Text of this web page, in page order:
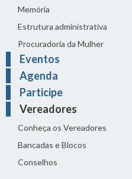
Memória
Estrutura administrativa
Procuradoria da Mulher
Eventos
Agenda
Participe
Vereadores
Conheça os Vereadores
Bancadas e Blocos
Conselhos